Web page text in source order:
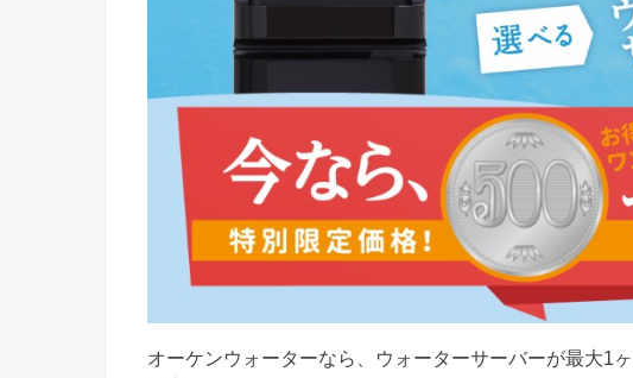
オーケンウォーターなら、ウォーターサーバーが最大1